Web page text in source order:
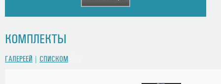
КОМПЛЕКТЫ
ГАЛЕРЕЕЙ | СПИСКОМ